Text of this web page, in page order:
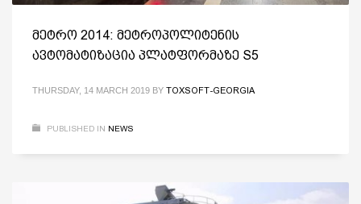
მეტრო 2014: მეტროპოლიტენის
ავტომატიზაცია პლატფორმაზე S5
THURSDAY, 14 MARCH 2019 BY TOXSOFT-GEORGIA
PUBLISHED IN NEWS